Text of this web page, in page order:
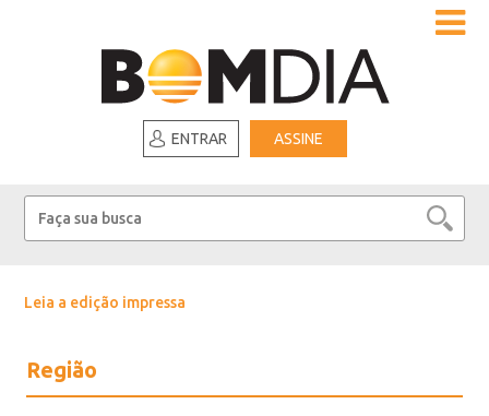
ENTRAR ASSINE
Leia a edição impressa
Região